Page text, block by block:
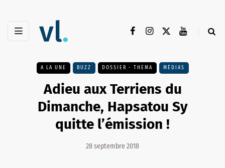
A LA UNE BUZZ DOSSIER - THEMA MÉDIAS
Adieu aux Terriens du
Dimanche, Hapsatou Sy
quitte l’émission !
28 septembre 2018